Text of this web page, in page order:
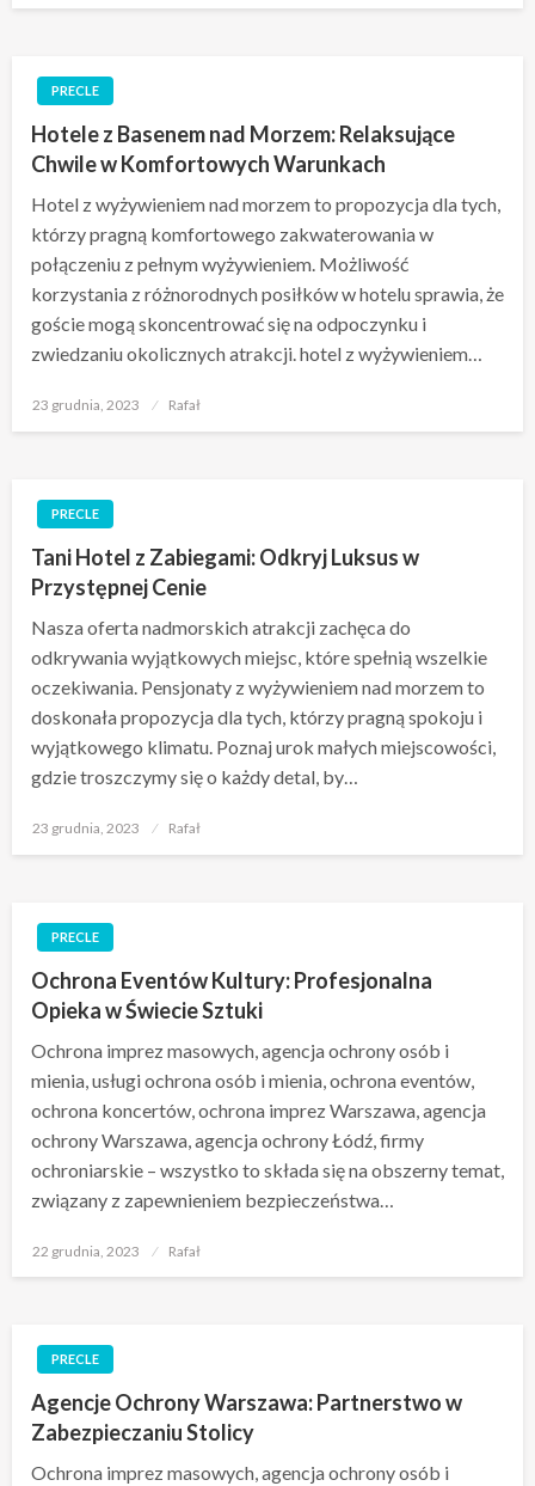
PRECLE
Hotele z Basenem nad Morzem: Relaksujące
Chwile w Komfortowych Warunkach
Hotel z wyżywieniem nad morzem to propozycja dla tych,
którzy pragną komfortowego zakwaterowania w
połączeniu z pełnym wyżywieniem. Możliwość
korzystania z różnorodnych posiłków w hotelu sprawia, że
goście mogą skoncentrować się na odpoczynku i
zwiedzaniu okolicznych atrakcji. hotel z wyżywieniem…
Opublikowane
23 grudnia, 2023 Rafał
PRECLE
Tani Hotel z Zabiegami: Odkryj Luksus w
Przystępnej Cenie
Nasza oferta nadmorskich atrakcji zachęca do
odkrywania wyjątkowych miejsc, które spełnią wszelkie
oczekiwania. Pensjonaty z wyżywieniem nad morzem to
doskonała propozycja dla tych, którzy pragną spokoju i
wyjątkowego klimatu. Poznaj urok małych miejscowości,
gdzie troszczymy się o każdy detal, by…
Opublikowane
23 grudnia, 2023 Rafał
PRECLE
Ochrona Eventów Kultury: Profesjonalna
Opieka w Świecie Sztuki
Ochrona imprez masowych, agencja ochrony osób i
mienia, usługi ochrona osób i mienia, ochrona eventów,
ochrona koncertów, ochrona imprez Warszawa, agencja
ochrony Warszawa, agencja ochrony Łódź, firmy
ochroniarskie – wszystko to składa się na obszerny temat,
związany z zapewnieniem bezpieczeństwa…
Opublikowane
22 grudnia, 2023 Rafał
PRECLE
Agencje Ochrony Warszawa: Partnerstwo w
Zabezpieczaniu Stolicy
Ochrona imprez masowych, agencja ochrony osób i